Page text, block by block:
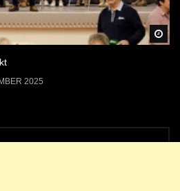
2025